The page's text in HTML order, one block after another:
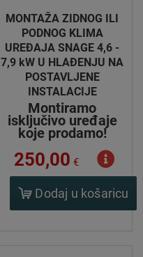
MONTAŽA ZIDNOG ILI
PODNOG KLIMA
UREĐAJA SNAGE 4,6 -
7,9 kW U HLAĐENJU NA
POSTAVLJENE
INSTALACIJE
Montiramo
isključivo uređaje
koje prodamo!
250,00 €
Dodaj u košaricu